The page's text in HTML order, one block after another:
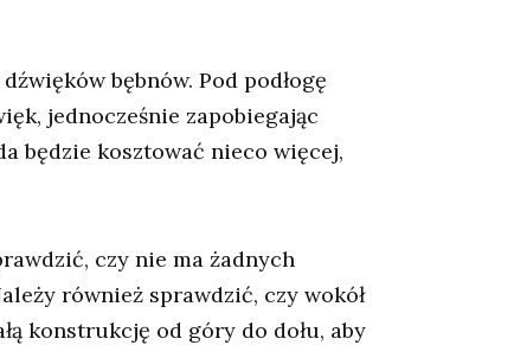
bębnów. Pod podłogę
jednocześnie zapobiegając
będzie kosztować nieco więcej,
czy nie ma żadnych
również sprawdzić, czy wokół
konstrukcję od góry do dołu, aby